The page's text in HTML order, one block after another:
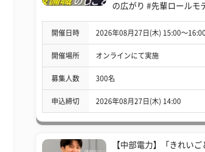
の広がり #先輩ロールモ
開催日時 2026年08月27日(木) 15:00〜16:00
開催場所 オンラインにて実施
募集人数 300名
申込締切 2026年08月27日(木) 14:00
【中部電力】「きれいご